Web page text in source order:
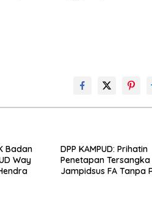
Badan
Way
DPP KAMPUD: Prihatin
Penetapan Tersangka
Jampidsus FA Tanpa